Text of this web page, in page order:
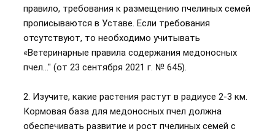
правило, требования к размещению пчелиных семей
прописываются в Уставе. Если требования
отсутствуют, то необходимо учитывать
«Ветеринарные правила содержания медоносных
пчел..." (от 23 сентября 2021 г. № 645).
2. Изучите, какие растения растут в радиусе 2-3 км.
Кормовая база для медоносных пчел должна
обеспечивать развитие и рост пчелиных семей с